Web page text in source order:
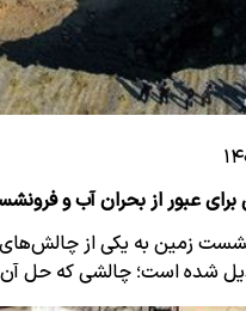
زمین به یکی از چالش‌های
شده است؛ چالشی که حل آن